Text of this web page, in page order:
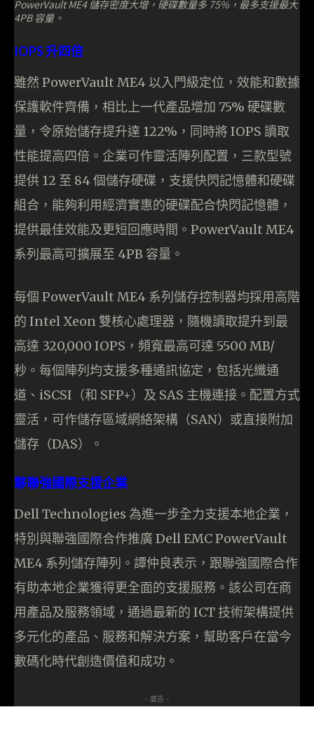
PowerVault ME4 儲存密度大增，硬碟數量多 75%，最多支援最大
4PB 容量。
IOPS 升四倍
雖然 PowerVault ME4 以入門級定位，效能和數據
保護軟件齊備，相比上一代產品增加 75% 硬碟數
量，令原始儲存提升達 122%，同時將 IOPS 讀取
性能提高四倍。企業可作靈活陣列配置，三款型號
提供 12 至 84 個儲存硬碟，支援快閃記憶體和硬碟
組合，能夠利用經濟實惠的硬碟配合快閃記憶體，
提供最佳效能及更短回應時間。PowerVault ME4
系列最高可擴展至 4PB 容量。
每個 PowerVault ME4 系列儲存控制器均採用高階
的 Intel Xeon 雙核心處理器，隨機讀取提升到最
高達 320,000 IOPS，頻寬最高可達 5500 MB/
秒。每個陣列均支援多種通訊協定，包括光纖通
道、iSCSI（和 SFP+）及 SAS 主機連接。配置方式
靈活，可作儲存區域網絡架構（SAN）或直接附加
儲存（DAS）。
夥聯強國際支援企業
Dell Technologies 為進一步全力支援本地企業，
特別與聯強國際合作推廣 Dell EMC PowerVault
ME4 系列儲存陣列。譚仲良表示，跟聯強國際合作
有助本地企業獲得更全面的支援服務。該公司在商
用產品及服務領域，通過最新的 ICT 技術架構提供
多元化的產品、服務和解決方案，幫助客戶在當今
數碼化時代創造價值和成功。
- 廣告 -